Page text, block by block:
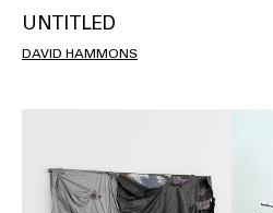
UNTITLED
DAVID HAMMONS